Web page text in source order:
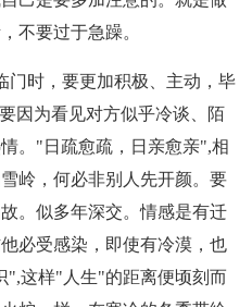
不要过于急躁。
门时，要更加积极、主动，毕
因为看见对方似乎冷谈、陌
。"日疏愈疏，日亲愈亲",相
岭，何必非别人先开颜。要
。似多年深交。情感是有迁
必受感染，即使有冷漠，也
",这样"人生"的距离便顷刻而